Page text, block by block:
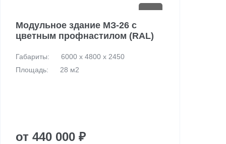
Модульное здание МЗ-26 с
цветным профнастилом (RAL)
Габариты:
6000 х 4800 х 2450
Площадь:
28 м2
от 440 000 ₽